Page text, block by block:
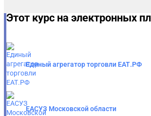
Этот курс на электронных
Единый агрегатор торговли ЕАТ.РФ
ЕАСУЗ Московской области